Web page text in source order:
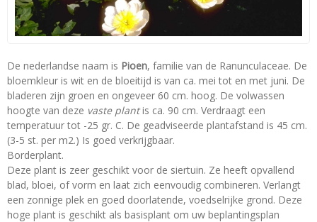
De nederlandse naam is Pioen, familie van de Ranunculaceae. De
bloemkleur is wit en de bloeitijd is van ca. mei tot en met juni. De
bladeren zijn groen en ongeveer 60 cm. hoog. De volwassen
hoogte van deze vaste plantis ca. 90 cm. Verdraagt een
temperatuur tot -25 gr. C. De geadviseerde plantafstand is 45 cm.
(3-5 st. per m2.) Is goed verkrijgbaar.
Borderplant.
Deze plant is zeer geschikt voor de siertuin. Ze heeft opvallend
blad, bloei, of vorm en laat zich eenvoudig combineren. Verlangt
een zonnige plek en goed doorlatende, voedselrijke grond. Deze
hoge plant is geschikt als basisplant om uw beplantingsplan